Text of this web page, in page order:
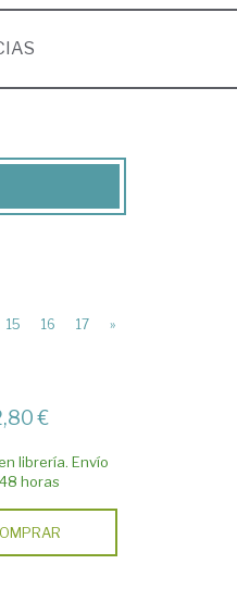
15 16 17 »
€
librería. Envío
horas